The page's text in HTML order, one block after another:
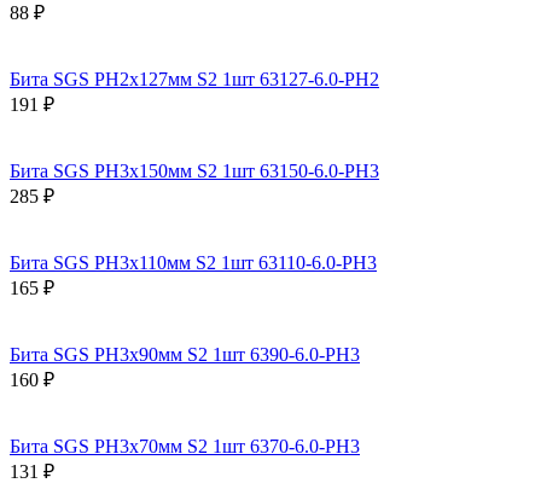
88 ₽
Бита SGS PH2х127мм S2 1шт 63127-6.0-PH2
191 ₽
Бита SGS PH3х150мм S2 1шт 63150-6.0-PH3
285 ₽
Бита SGS PH3х110мм S2 1шт 63110-6.0-PH3
165 ₽
Бита SGS PH3х90мм S2 1шт 6390-6.0-PH3
160 ₽
Бита SGS PH3х70мм S2 1шт 6370-6.0-PH3
131 ₽